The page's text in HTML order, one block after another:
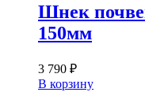
Шнек
150мм
3 790 ₽
В корзину